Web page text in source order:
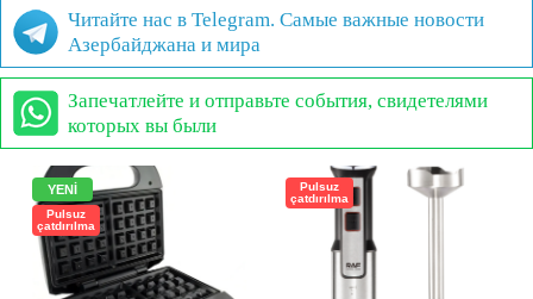
Читайте нас в Telegram. Самые важные новости
Азербайджана и мира
Запечатлейте и отправьте события, свидетелями
которых вы были